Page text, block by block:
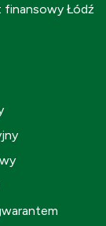
finansowy Łódź